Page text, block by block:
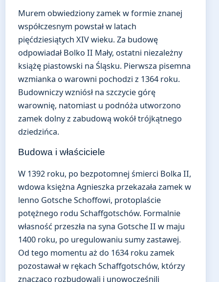
Murem obwiedziony zamek w formie znanej
współczesnym powstał w latach
pięćdziesiątych XIV wieku. Za budowę
odpowiadał Bolko II Mały, ostatni niezależny
książę piastowski na Śląsku. Pierwsza pisemna
wzmianka o warowni pochodzi z 1364 roku.
Budowniczy wzniósł na szczycie górę
warownię, natomiast u podnóża utworzono
zamek dolny z zabudową wokół trójkątnego
dziedzińca.
Budowa i właściciele
W 1392 roku, po bezpotomnej śmierci Bolka II,
wdowa księżna Agnieszka przekazała zamek w
lenno Gotsche Schoffowi, protoplaście
potężnego rodu Schaffgotschów. Formalnie
własność przeszła na syna Gotsche II w maju
1400 roku, po uregulowaniu sumy zastawej.
Od tego momentu aż do 1634 roku zamek
pozostawał w rękach Schaffgotschów, którzy
znacząco rozbudowali i unowocześnili